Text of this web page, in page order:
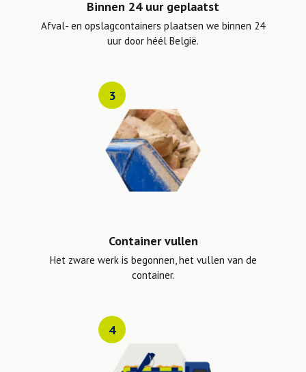
Binnen 24 uur geplaatst
Afval- en opslagcontainers plaatsen we binnen 24
uur door héél België.
3
Container vullen
Het zware werk is begonnen, het vullen van de
container.
4